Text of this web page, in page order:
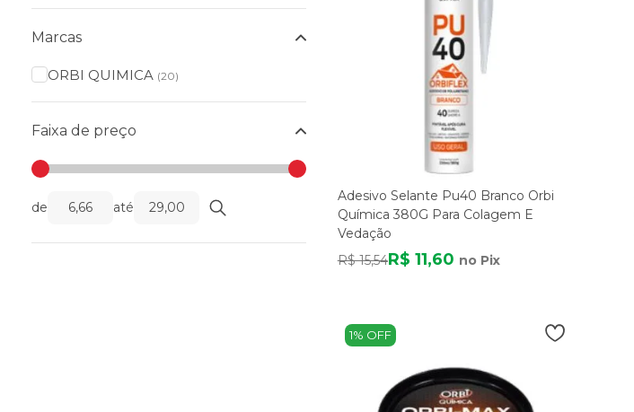
Marcas
ORBI QUIMICA (20)
Faixa de preço
de até
Adesivo Selante Pu40 Branco Orbi
Química 380G Para Colagem E
Vedação
R$ 15,54R$ 11,60 no Pix
1% OFF